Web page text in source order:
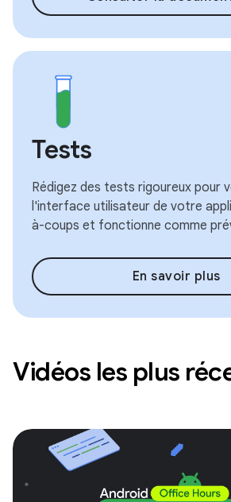
Tests
Rédigez des tests rigoureux pour
l'interface utilisateur de votre
à-coups et fonctionne comme
En savoir plus
Vidéos les plus